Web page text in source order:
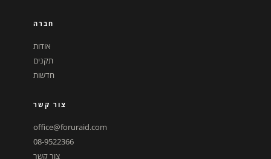
חברה
אודות
תקנים
חדשות
צור קשר
office@foruraid.com
08-9522366
צור קשר